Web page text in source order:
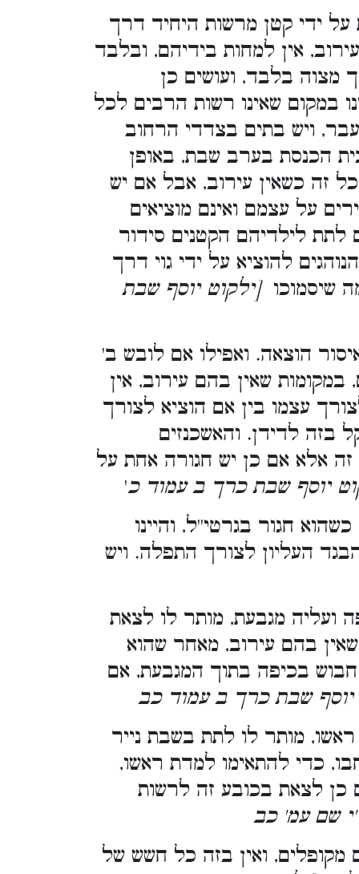
ידי קטן מרשות היחיד דרך
אין למחות בידיהם, ובלבד
מצוה בלבד, ועושים כן
במקום שאינו רשות הרבים לכל
ויש בתים בצדדי הרחוב
הכנסת בערב שבת, באופן
זה כשאין עירוב, אבל אם יש
על עצמם ואינם מוציאים
לילדיהם הקטנים סידור
להוציא על ידי גוי דרך
שיסמוכו[ילקוט יוסף שבת
הוצאה. ואפילו אם לובש ב'
שאין בהם עירוב, אין
עצמו בין אם הוציא לצורך
בזה לדידן. והאשכנזים
אלא אם כן יש חגורה אחת על
יוסף שבת כרך ב עמוד כ'
חגור בגרטי''ל, והיינו
העליון לצורך התפלה. ויש
ועליה מגבעת, מותר לו לצאת
בהם עירוב, מאחר שהוא
בכיפה בתוך המגבעת, אם
יוסף שבת כרך ב עמוד כב
מותר לו לתת בשבת נייר
כדי להתאימו למדת ראשו,
כן לצאת בכובע זה לרשות
שם עמ' כב
ואין בזה כל חשש של